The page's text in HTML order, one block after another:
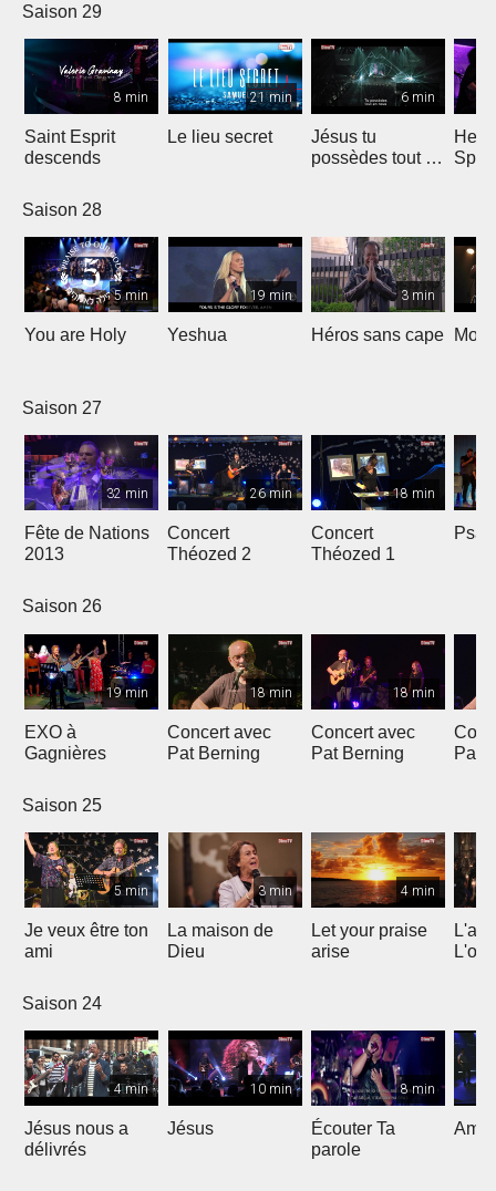
Saison 29
8 min
Saint Esprit
descends
21 min
Le lieu secret
6 min
Jésus tu
possèdes tout en
He
Saison 28
5 min
You are Holy
19 min
Yeshua
3 min
Héros sans cape Moi
Saison 27
32 min
Fête de Nations
2013
26 min
Concert
Théozed 2
18 min
Concert
Théozed 1
Saison 26
19 min
EXO à
Gagnières
18 min
Concert avec
Pat Berning
18 min
Concert avec
Pat Berning
Pat
Saison 25
5 min
Je veux être ton
ami
3 min
La maison de
Dieu
4 min
Let your praise
arise
Saison 24
4 min
Jésus nous a
délivrés
10 min
Jésus
8 min
Écouter Ta
parole
Ami